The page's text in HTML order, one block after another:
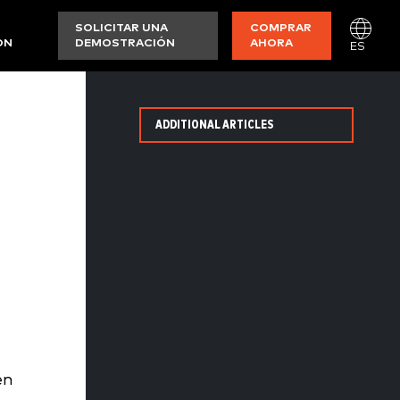
SOLICITAR UNA
DEMOSTRACIÓN
COMPRAR
AHORA
ES
ADDITIONAL ARTICLES